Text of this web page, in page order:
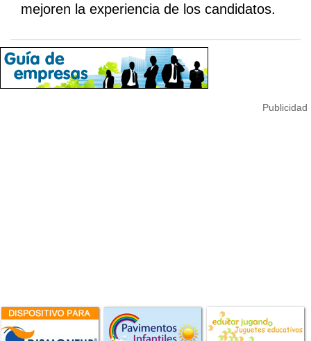
mejoren la experiencia de los candidatos.